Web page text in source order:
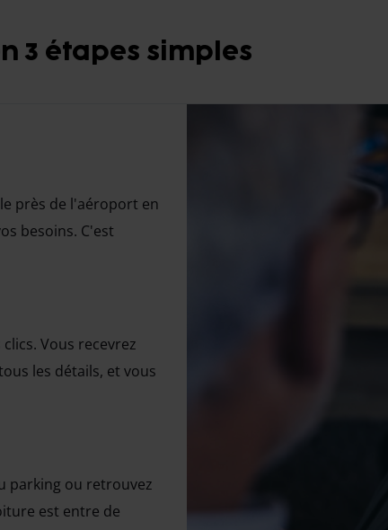
3 étapes simples
près de l'aéroport en
besoins. C'est
Vous recevrez
les détails, et vous
parking ou retrouvez
est entre de